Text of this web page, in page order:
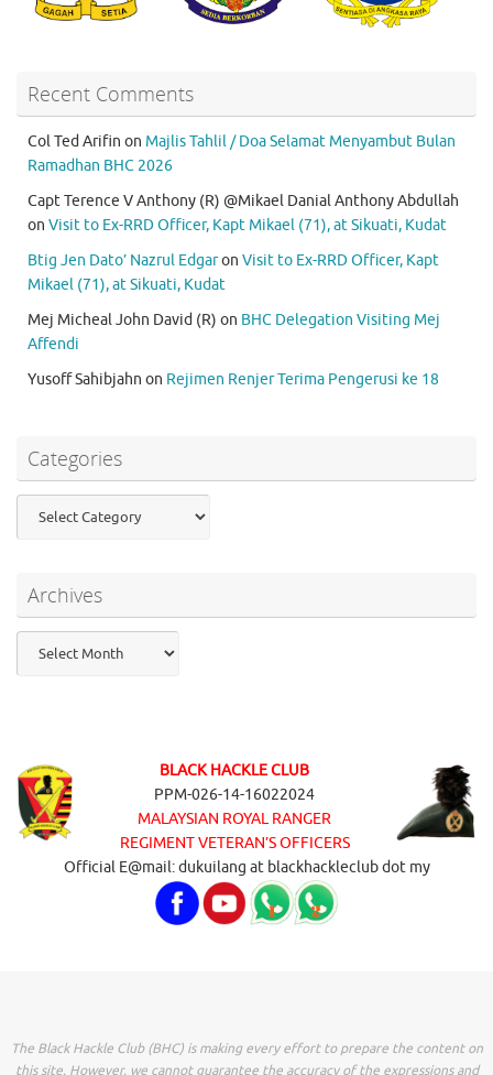
Recent Comments
Col Ted Arifin on Majlis Tahlil / Doa Selamat Menyambut Bulan
Ramadhan BHC 2026
Capt Terence V Anthony (R) @Mikael Danial Anthony Abdullah
on Visit to Ex-RRD Officer, Kapt Mikael (71), at Sikuati, Kudat
Btig Jen Dato’ Nazrul Edgaron Visit to Ex-RRD Officer, Kapt
Mikael (71), at Sikuati, Kudat
Mej Micheal John David (R) on BHC Delegation Visiting Mej
Affendi
Yusoff Sahibjahn on Rejimen Renjer Terima Pengerusi ke 18
Categories
Archives
BLACK HACKLE CLUB
PPM-026-14-16022024
MALAYSIAN ROYAL RANGER
REGIMENT VETERAN’S OFFICERS
Official E@mail: dukuilang at blackhackleclub dot my
The Black Hackle Club (BHC) is making every effort to prepare the content on
this site. However, we cannot guarantee the accuracy of the expressions and